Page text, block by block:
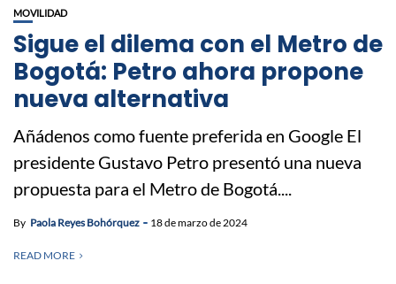
MOVILIDAD
Sigue el dilema con el Metro de
Bogotá: Petro ahora propone
nueva alternativa
Añádenos como fuente preferida en Google El
presidente Gustavo Petro presentó una nueva
propuesta para el Metro de Bogotá....
By Paola Reyes Bohórquez 18 de marzo de 2024
READ MORE